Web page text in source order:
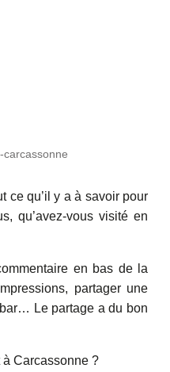
ce qu’il y a à savoir pour
qu’avez-vous visité en
en bas de la
partager une
Le partage a du bon
à Carcassonne ?